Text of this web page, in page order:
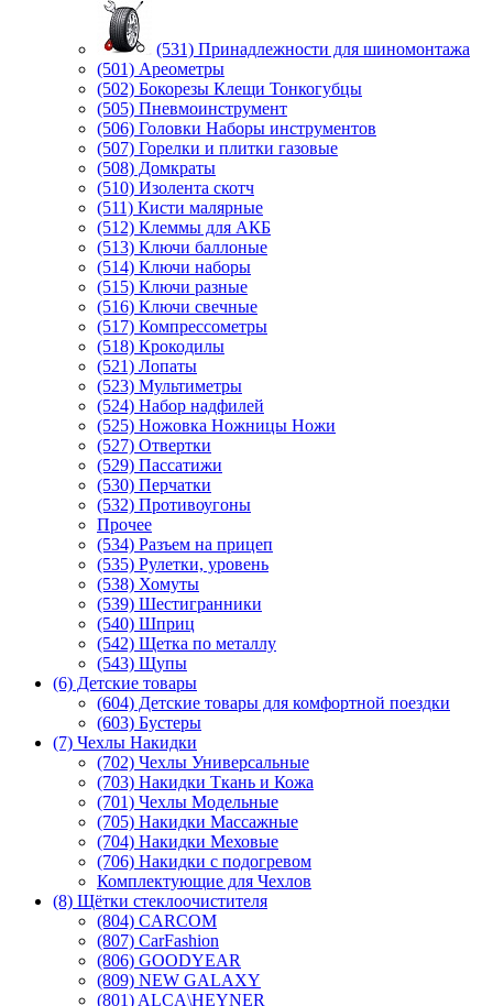
(531) Принадлежности для шиномонтажа
(501) Ареометры
(502) Бокорезы Клещи Тонкогубцы
(505) Пневмоинструмент
(506) Головки Наборы инструментов
(507) Горелки и плитки газовые
(508) Домкраты
(510) Изолента скотч
(511) Кисти малярные
(512) Клеммы для АКБ
(513) Ключи баллоные
(514) Ключи наборы
(515) Ключи разные
(516) Ключи свечные
(517) Компрессометры
(518) Крокодилы
(521) Лопаты
(523) Мультиметры
(524) Набор надфилей
(525) Ножовка Ножницы Ножи
(527) Отвертки
(529) Пассатижи
(530) Перчатки
(532) Противоугоны
Прочее
(534) Разъем на прицеп
(535) Рулетки, уровень
(538) Хомуты
(539) Шестигранники
(540) Шприц
(542) Щетка по металлу
(543) Щупы
(6) Детские товары
(604) Детские товары для комфортной поездки
(603) Бустеры
(7) Чехлы Накидки
(702) Чехлы Универсальные
(703) Накидки Ткань и Кожа
(701) Чехлы Модельные
(705) Накидки Массажные
(704) Накидки Меховые
(706) Накидки с подогревом
Комплектующие для Чехлов
(8) Щётки стеклоочистителя
(804) CARCOM
(807) CarFashion
(806) GOODYEAR
(809) NEW GALAXY
(801) ALCA\HEYNER